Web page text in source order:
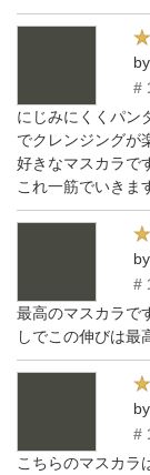
#
にじみにくくパン
でクレンジングが
好きなマスカラで
これ一筋でいきま
#
最高のマスカラで
しでこの伸びは最
#
こちらのマスカラ